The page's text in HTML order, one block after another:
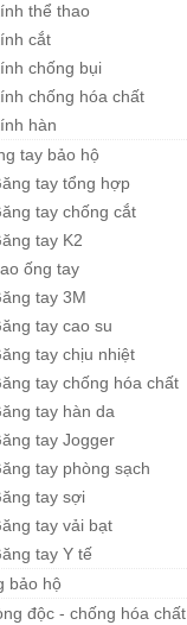
thể thao
cắt
chống bụi
chống hóa chất
hàn
tay bảo hộ
tay tổng hợp
tay chống cắt
tay K2
ống tay
tay 3M
tay cao su
tay chịu nhiệt
tay chống hóa chất
tay hàn da
tay Jogger
tay phòng sạch
tay sợi
tay vải bạt
tay Y tế
bảo hộ
độc - chống hóa chất